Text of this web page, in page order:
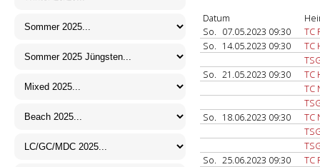
Datum
So. 07.05.2023 09:30
TC
So. 14.05.2023 09:30
TC
So. 21.05.2023 09:30
TC
TC
So. 18.06.2023 09:30
TC
So. 25.06.2023 09:30
TC